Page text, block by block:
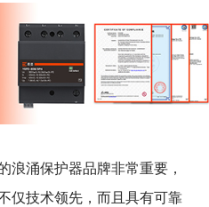
浪涌保护器品牌非常重要，
仅技术领先，而且具有可靠